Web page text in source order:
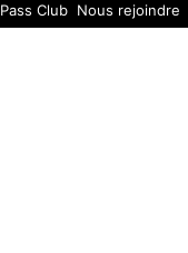
Pass Club Nous rejoindre